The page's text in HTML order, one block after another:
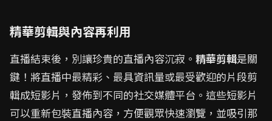
精華剪輯與內容再利用
直播結束後，別讓珍貴的直播內容沉寂。 精華剪輯是關
鍵！將直播中最精彩、最具資訊量或最受歡迎的片段剪
輯成短影片，發佈到不同的社交媒體平台。這些短影片
可以重新包裝直播內容，方便觀眾快速瀏覽，並吸引那